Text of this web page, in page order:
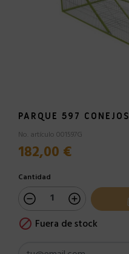
PARQUE 597 CONEJOS
No. artículo 001597G
182,00 €
Cantidad
 Fuera de stock